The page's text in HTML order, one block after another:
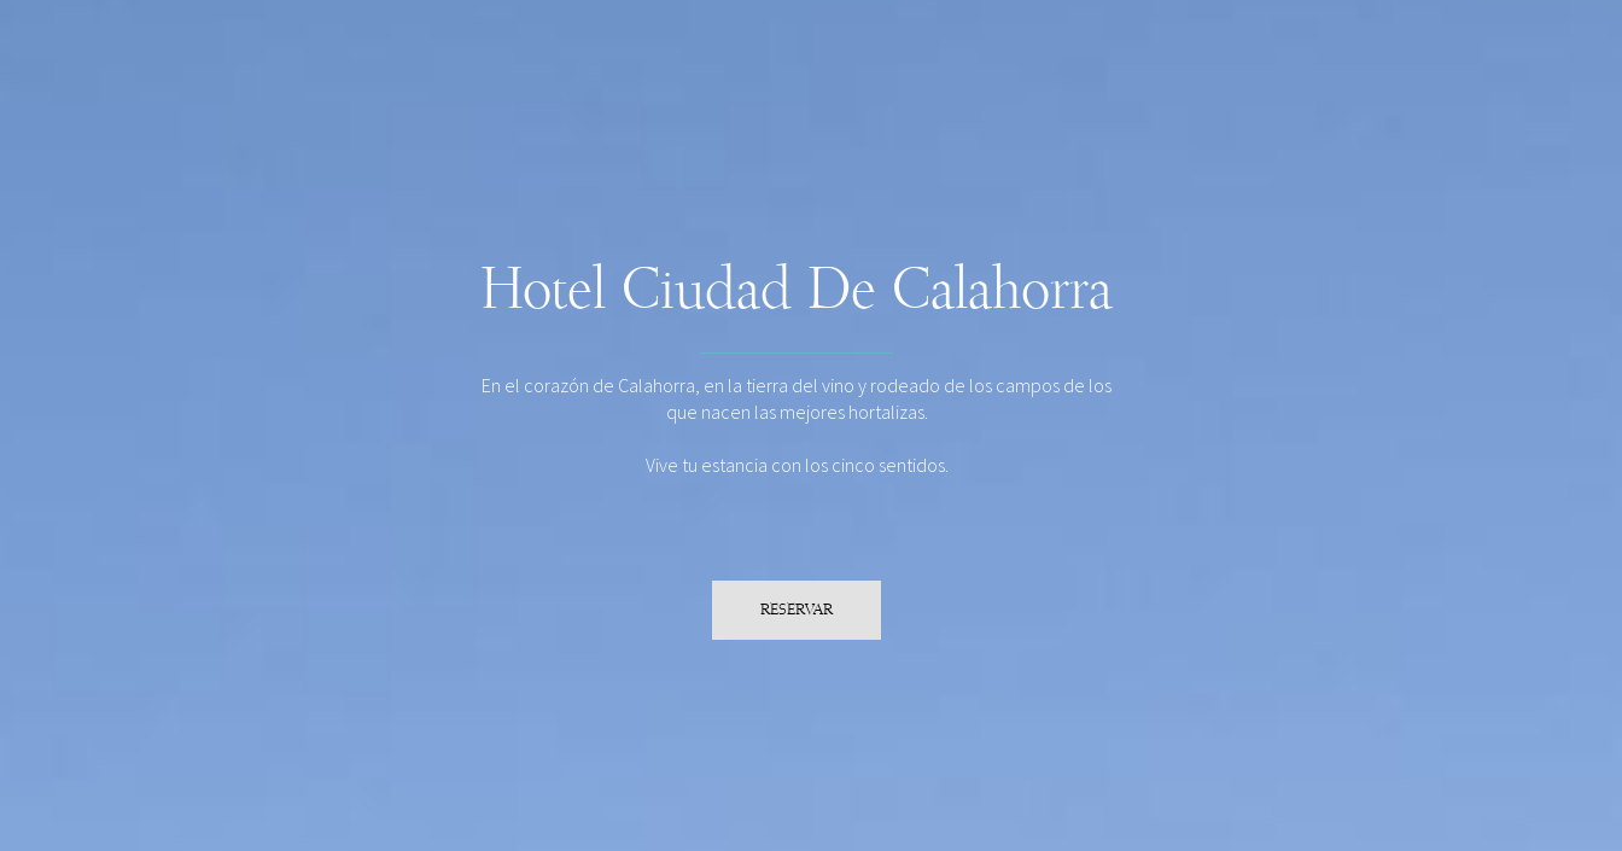
Hotel Ciudad De Calahorra
En el corazón de Calahorra, en la tierra del vino y rodeado de los campos de los
que nacen las mejores hortalizas.
Vive tu estancia con los cinco sentidos.
RESERVAR